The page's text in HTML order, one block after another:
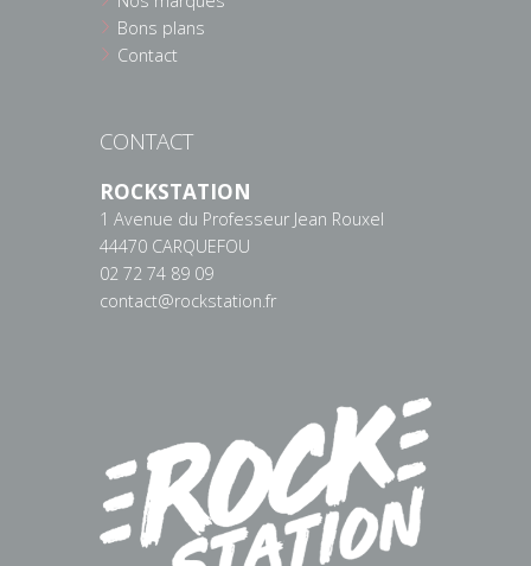
Bons plans
Contact
CONTACT
ROCKSTATION
1 Avenue du Professeur Jean Rouxel
44470 CARQUEFOU
02 72 74 89 09
contact@rockstation.fr